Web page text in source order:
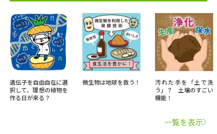
遺伝子を自由自在に選
択して、理想の植物を
作る日が来る？
微生物は地球を救う！
汚れた手を「土で洗
う」？ 土壌のすごい
機能！
一覧を表示